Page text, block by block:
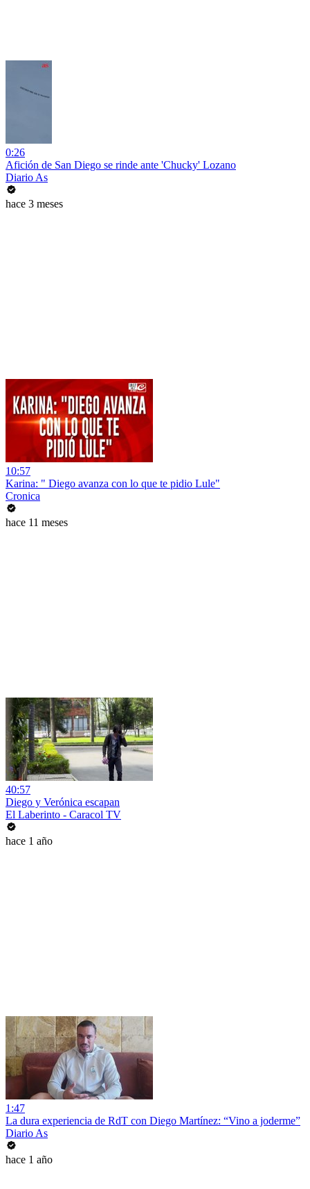
0:26
Afición de San Diego se rinde ante 'Chucky' Lozano
Diario As
hace 3 meses
10:57
Karina: " Diego avanza con lo que te pidio Lule"
Cronica
hace 11 meses
40:57
Diego y Verónica escapan
El Laberinto - Caracol TV
hace 1 año
1:47
La dura experiencia de RdT con Diego Martínez: “Vino a joderme”
Diario As
hace 1 año